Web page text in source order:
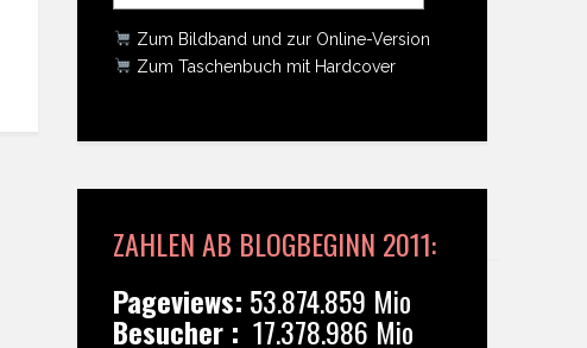
Zum Bildband und zur Online-Version
Zum Taschenbuch mit Hardcover
ZAHLEN AB BLOGBEGINN 2011:
Pageviews: 53.874.859 Mio
Besucher : 17.378.986 Mio